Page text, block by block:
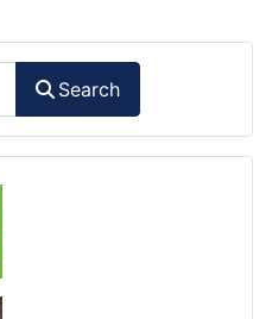
Search
Libri di Testo